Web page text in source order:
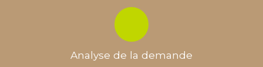
Analyse de la demande